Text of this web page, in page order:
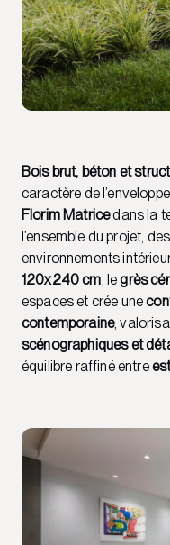
Bois brut, béton et
caractère de
Florim Matricedans la
l’ensemble du projet,
environnements
120x240 cm, legrès
espaces et crée une
contemporaine,
scénographiques et
équilibre raffiné entre